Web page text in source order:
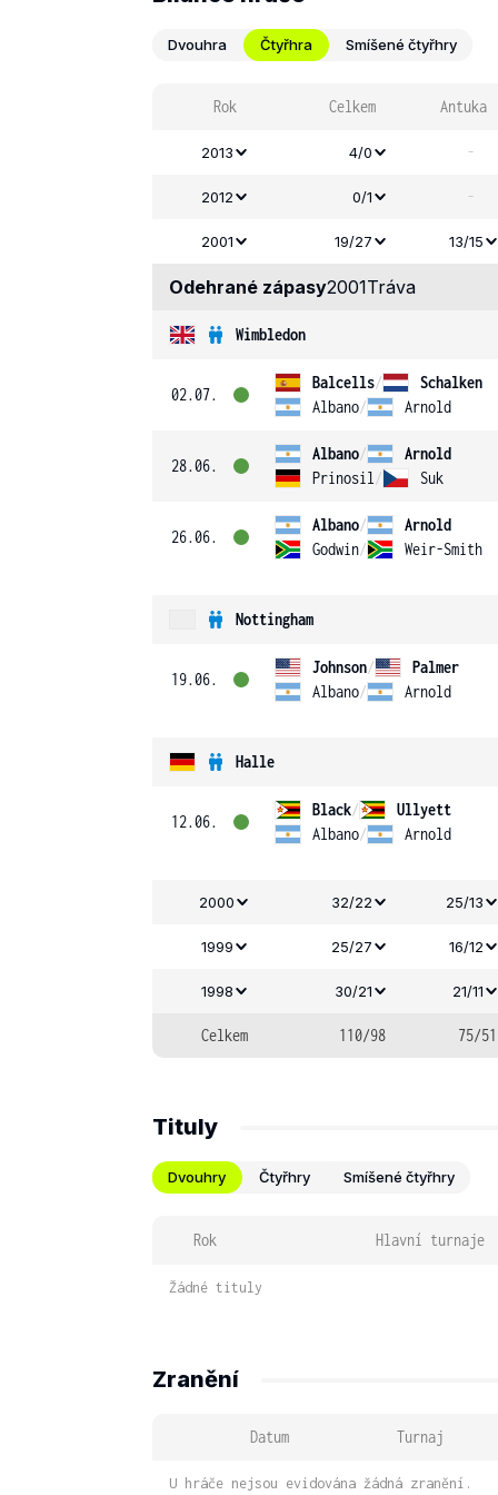
Dvouhra Čtyřhra Smíšené čtyřhry
Rok Celkem Antuka
2013 4/0 -
2012 0/1 -
2001 19/27 13/15
Odehrané zápasy2001Tráva
Wimbledon
02.07.
Balcells/
Schalken
Albano/ Arnold
28.06.
Albano/
Arnold
Prinosil / Suk
26.06.
Albano/
Arnold
Godwin/ Weir-Smith
Nottingham
19.06.
Johnson/
Palmer
Albano/ Arnold
Halle
12.06.
Black/
Ullyett
Albano/ Arnold
2000 32/22 25/13
1999 25/27 16/12
1998 30/21 21/11
Celkem 110/98 75/51
Tituly
Dvouhry Čtyřhry Smíšené čtyřhry
Rok Hlavní turnaje
Žádné tituly
Zranění
Datum Turnaj
U hráče nejsou evidována žádná zranění.